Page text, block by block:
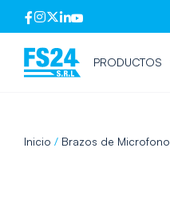
PRODUCTOS
Inicio / Brazos de Microfono